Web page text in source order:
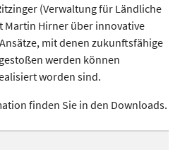
(Verwaltung für Ländliche
Martin Hirner über innovative
mit denen zukunftsfähige
werden können
worden sind.
finden Sie in den Downloads.